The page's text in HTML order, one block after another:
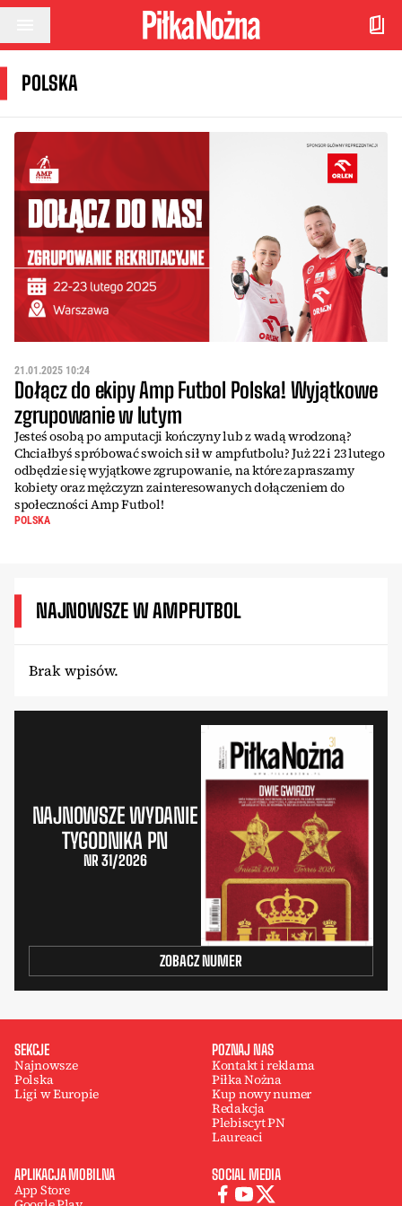
Przejdź do treści
POLSKA
21.01.2025 10:24
Dołącz do ekipy Amp Futbol Polska! Wyjątkowe
zgrupowanie w lutym
Jesteś osobą po amputacji kończyny lub z wadą wrodzoną?
Chciałbyś spróbować swoich sił w ampfutbolu? Już 22 i 23 lutego
odbędzie się wyjątkowe zgrupowanie, na które zapraszamy
kobiety oraz mężczyzn zainteresowanych dołączeniem do
społeczności Amp Futbol!
POLSKA
NAJNOWSZE W AMPFUTBOL
Brak wpisów.
NAJNOWSZE WYDANIE
TYGODNIKA PN
NR 31/2026
ZOBACZ NUMER
SEKCJE
Najnowsze
Polska
Ligi w Europie
POZNAJ NAS
Kontakt i reklama
Piłka Nożna
Kup nowy numer
Redakcja
Plebiscyt PN
Laureaci
APLIKACJA MOBILNA
App Store
SOCIAL MEDIA